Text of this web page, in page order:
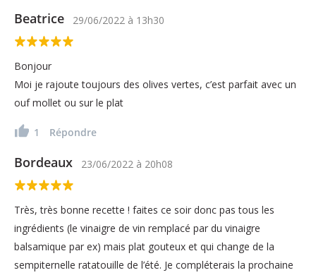
Beatrice 29/06/2022 à 13h30
Bonjour
Moi je rajoute toujours des olives vertes, c’est parfait avec un
ouf mollet ou sur le plat
1 Répondre
Bordeaux 23/06/2022 à 20h08
Très, très bonne recette ! faites ce soir donc pas tous les
ingrédients (le vinaigre de vin remplacé par du vinaigre
balsamique par ex) mais plat gouteux et qui change de la
sempiternelle ratatouille de l’été. Je compléterais la prochaine